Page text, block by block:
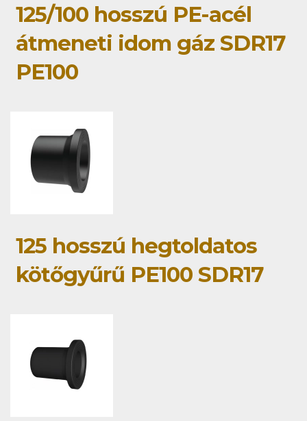
125/100 hosszú PE-acél
átmeneti idom gáz SDR17
PE100
125 hosszú hegtoldatos
kötőgyűrű PE100 SDR17